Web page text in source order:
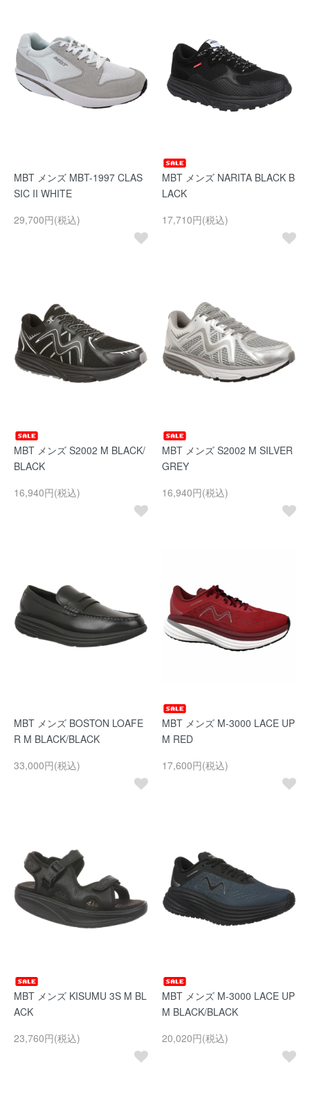
MBT メンズ MBT-1997 CLAS
SIC II WHITE
29,700円(税込)
MBT メンズ NARITA BLACK B
LACK
17,710円(税込)
MBT メンズ S2002 M BLACK/
BLACK
16,940円(税込)
MBT メンズ S2002 M SILVER
GREY
16,940円(税込)
MBT メンズ BOSTON LOAFE
R M BLACK/BLACK
33,000円(税込)
MBT メンズ M-3000 LACE UP
M RED
17,600円(税込)
MBT メンズ KISUMU 3S M BL
ACK
23,760円(税込)
MBT メンズ M-3000 LACE UP
M BLACK/BLACK
20,020円(税込)